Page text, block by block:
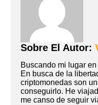
Sobre El Autor:
Buscando mi lugar
En busca de la
criptomonedas son
conseguirlo. He
me canso de seguir